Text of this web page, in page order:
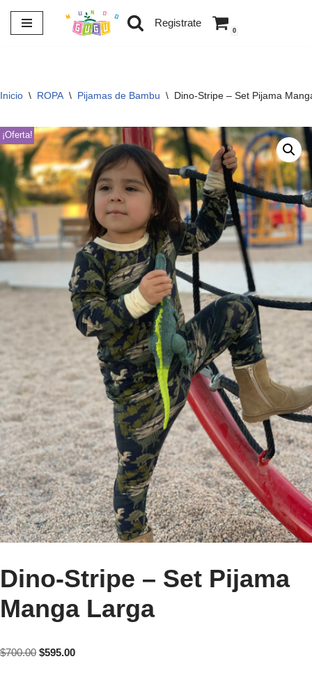
Saltar
Registrate
0
Inicio \ ROPA \ Pijamas de Bambu \ Dino-Stripe – Set Pijama
¡Oferta!
Dino-Stripe – Set Pijama
Manga Larga
$700.00 $595.00